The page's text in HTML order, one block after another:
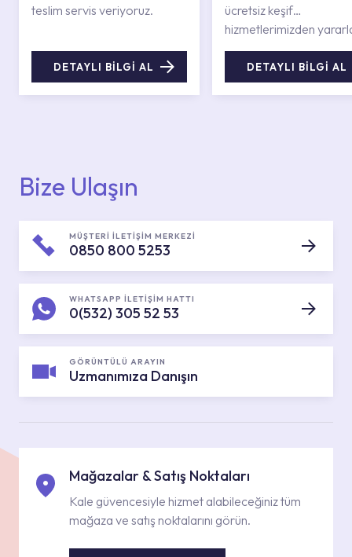
teslim servis veriyoruz.
DETAYLI BİLGİ AL
ücretsiz keşif
hizmetlerimizden
DETAYLI BİLGİ AL
Bize Ulaşın
MÜŞTERİ İLETİŞİM MERKEZİ
0850 800 5253
WHATSAPP İLETİŞİM HATTI
0(532) 305 52 53
GÖRÜNTÜLÜ ARAYIN
Uzmanımıza Danışın
Mağazalar & Satış Noktaları
Kale güvencesiyle hizmet alabileceğiniz tüm
mağaza ve satış noktalarını görün.